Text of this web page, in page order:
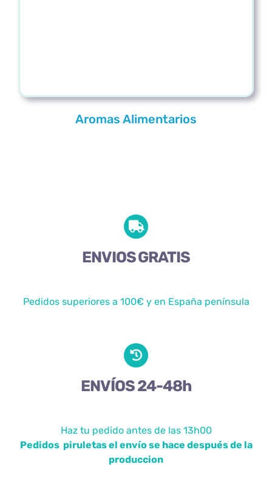
Aromas Alimentarios
ENVIOS GRATIS
Pedidos superiores a 100€ y en España península
ENVÍOS 24-48h
Haz tu pedido antes de las 13h00
Pedidos piruletas el envío se hace después de la
produccion